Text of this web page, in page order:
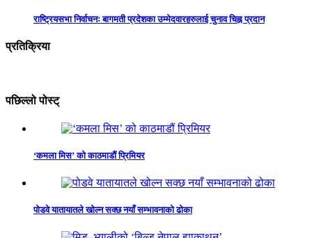
राष्ट्रियसभा निर्वाचनः बागमती प्रदेशका उम्मेदवारहरुलाई चुनाव चिह्न प्रदान
प्रतिक्रिया
पछिल्लो पोस्ट्
‘कमला मिस’ को काठमाडौं प्रिमियर
पोडवे यातायातले खोल्न सक्छ नयाँ सम्भावनाको ढोका